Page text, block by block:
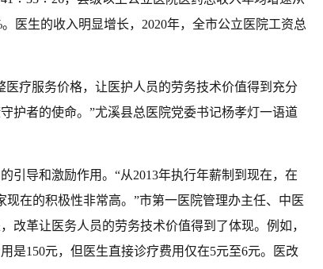
医生的收入明显增长，2020年，全市公立医院工资总
医疗服务价格，让医护人员的劳务技术价值得到充分
护者的使命。”尤溪县总医院党委书记杨孝灯一语道
引导和激励作用。“从2013年执行年薪制到现在，在
在的积极性非常高。”市第一医院管理办主任、中医
改革让医务人员的劳务技术价值得到了体现。例如，
是150元，但医生直接诊疗费用仅在5元至6元。医改